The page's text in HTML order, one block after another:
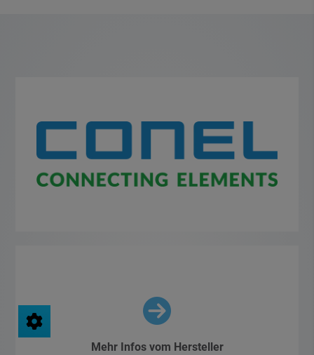
Mehr Infos vom Hersteller